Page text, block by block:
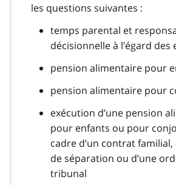
les questions suivantes :
temps parental et
décisionnelle à l’égard des
pension alimentaire pour
pension alimentaire pour
exécution d’une pension
pour enfants ou pour
cadre d’un contrat familial,
de séparation ou d’une
tribunal